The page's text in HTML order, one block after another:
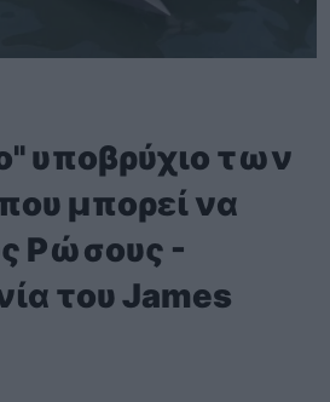
υποβρύχιο των
μπορεί να
Ρώσους -
του James